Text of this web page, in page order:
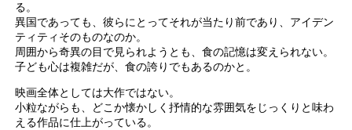
る。
異国であっても、彼らにとってそれが当たり前であり、アイデン
ティティそのものなのか。
周囲から奇異の目で見られようとも、食の記憶は変えられない。
子ども心は複雑だが、食の誇りでもあるのかと。
映画全体としては大作ではない。
小粒ながらも、どこか懐かしく抒情的な雰囲気をじっくりと味わ
える作品に仕上がっている。